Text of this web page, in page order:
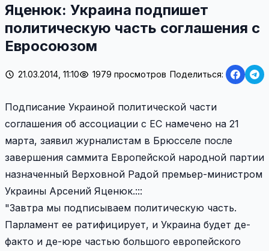
Яценюк: Украина подпишет
политическую часть соглашения с
Евросоюзом
21.03.2014, 11:10 1979 просмотров Поделиться:
Подписание Украиной политической части
соглашения об ассоциации с ЕС намечено на 21
марта, заявил журналистам в Брюсселе после
завершения саммита Европейской народной партии
назначенный Верховной Радой премьер-министром
Украины Арсений Яценюк.:::
"Завтра мы подписываем политическую часть.
Парламент ее ратифицирует, и Украина будет де-
факто и де-юре частью большого европейского